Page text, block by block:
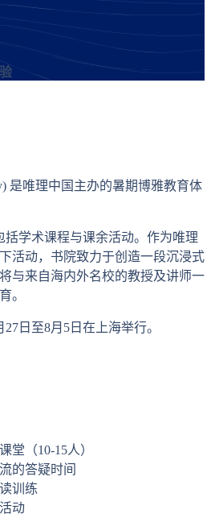
是唯理中国主办的暑期博雅教育体
括学术课程与课余活动。作为唯理
活动，书院致力于创造一段沉浸式
与来自海内外名校的教授及讲师一
。
日至8月5日在上海举行。
堂（10-15人）
的答疑时间
训练
动